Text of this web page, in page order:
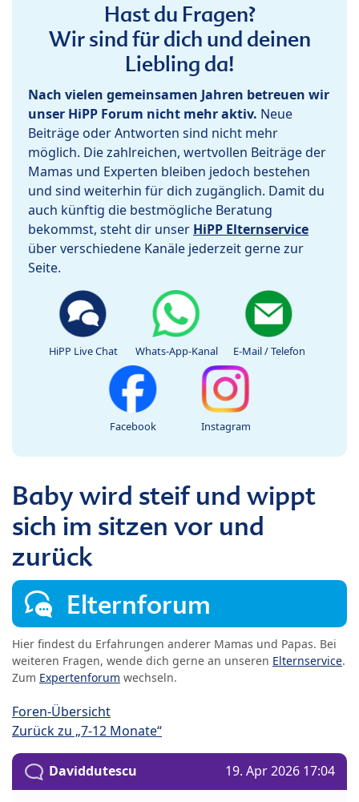
Hast du Fragen?
Wir sind für dich und deinen
Liebling da!
Nach vielen gemeinsamen Jahren betreuen wir
unser HiPP Forum nicht mehr aktiv. Neue
Beiträge oder Antworten sind nicht mehr
möglich. Die zahlreichen, wertvollen Beiträge der
Mamas und Experten bleiben jedoch bestehen
und sind weiterhin für dich zugänglich. Damit du
auch künftig die bestmögliche Beratung
bekommst, steht dir unser HiPP Elternservice
über verschiedene Kanäle jederzeit gerne zur
Seite.
HiPP Live Chat Whats-App-Kanal E-Mail / Telefon
Facebook Instagram
Baby wird steif und wippt
sich im sitzen vor und
zurück
Elternforum
Hier findest du Erfahrungen anderer Mamas und Papas. Bei
weiteren Fragen, wende dich gerne an unseren Elternservice.
Zum Expertenforum wechseln.
Foren-Übersicht
Zurück zu „7-12 Monate“
Daviddutescu 19. Apr 2026 17:04